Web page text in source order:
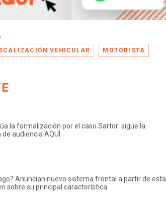
VEHICULAR MOTORISTA
la formalización por el caso Sartor: sigue la
audiencia AQUÍ
Anuncian nuevo sistema frontal a partir de esta
sobre su principal característica